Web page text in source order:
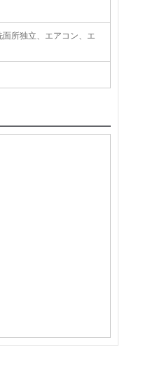
所独立、エアコン、エ